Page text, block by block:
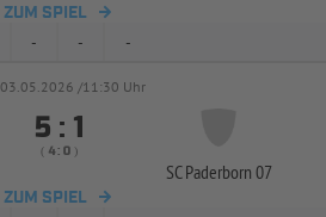
ZUM SPIEL
- - -
03.05.2026 /11:30 Uhr
 : 
( :  )
SC Paderborn 07
ZUM SPIEL